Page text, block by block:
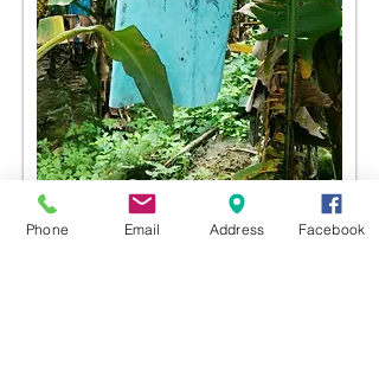
Phone Email Address Facebook